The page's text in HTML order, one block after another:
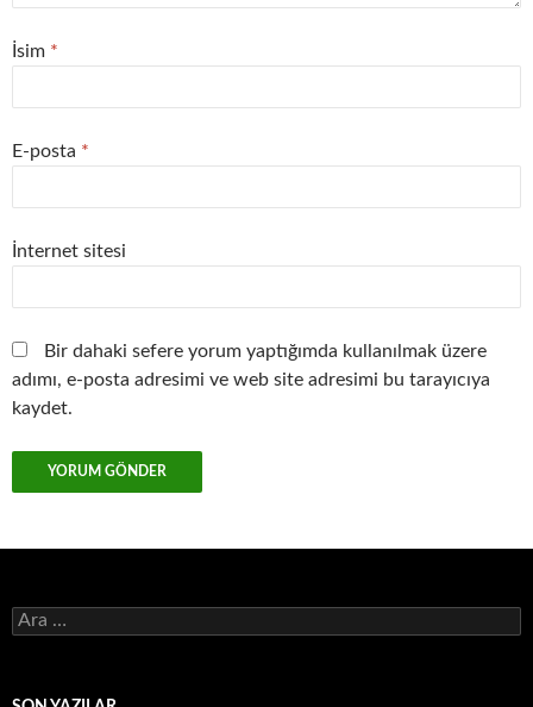
İsim *
E-posta *
İnternet sitesi
Bir dahaki sefere yorum yaptığımda kullanılmak üzere
adımı, e-posta adresimi ve web site adresimi bu tarayıcıya
kaydet.
Arama: